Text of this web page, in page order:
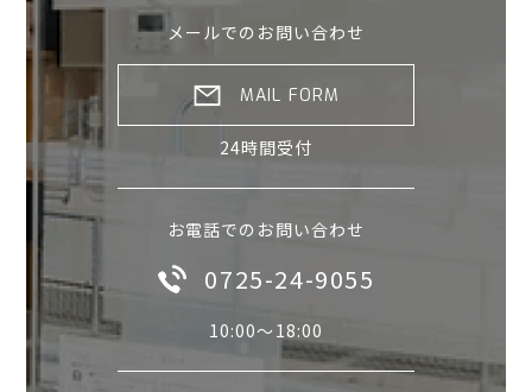
メールでのお問い合わせ
MAIL FORM
24時間受付
お電話でのお問い合わせ
0725-24-9055
10:00〜18:00